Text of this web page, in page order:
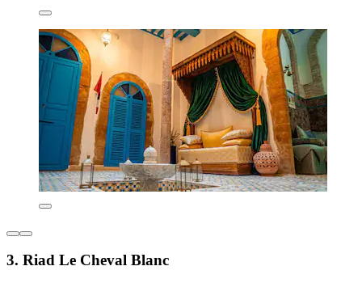
3. Riad Le Cheval Blanc